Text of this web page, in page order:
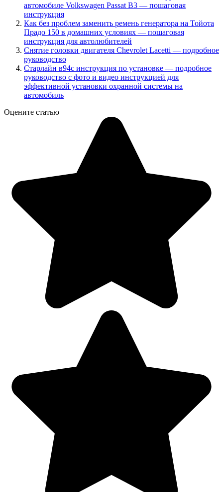
автомобиле Volkswagen Passat B3 — пошаговая
инструкция
Как без проблем заменить ремень генератора на Тойота
Прадо 150 в домашних условиях — пошаговая
инструкция для автолюбителей
Снятие головки двигателя Chevrolet Lacetti — подробное
руководство
Старлайн в94с инструкция по установке — подробное
руководство с фото и видео инструкцией для
эффективной установки охранной системы на
автомобиль
Оцените статью